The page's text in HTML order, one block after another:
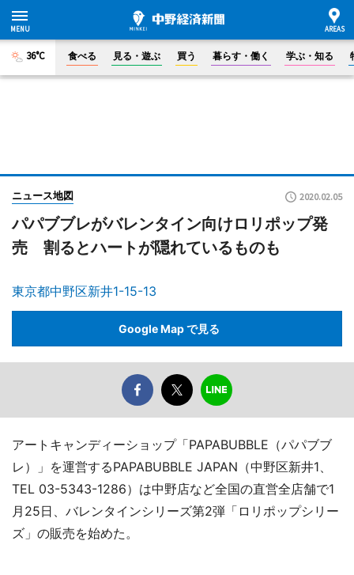
36°C 食べる 見る・遊ぶ 買う 暮らす・働く 学ぶ・知る
ニュース地図 2020.02.05
パパブブレがバレンタイン向けロリポップ発
売 割るとハートが隠れているものも
東京都中野区新井1-15-13
Google Map で見る
アートキャンディーショップ「PAPABUBBLE（パパブブ
レ）」を運営するPAPABUBBLE JAPAN（中野区新井1、
TEL 03-5343-1286）は中野店など全国の直営全店舗で1
月25日、バレンタインシリーズ第2弾「ロリポップシリー
ズ」の販売を始めた。